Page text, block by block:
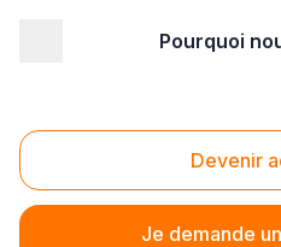
Pourquoi
Devenir
Je demande
Peinture Chanteloup-les-
Les peintres en bâtiment
Yvelines ou dans la